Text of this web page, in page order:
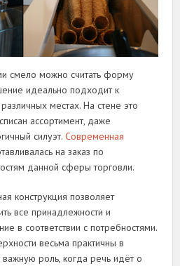
можно считать форму
идеально подходит к
местах. На стене это
ассортимент, даже
силуэт.Современная
на заказ по
данной сферы торговли.
конструкция позволяет
все принадлежности и
в соответствии с потребностями.
весьма практичны в
важную роль, когда речь идёт о